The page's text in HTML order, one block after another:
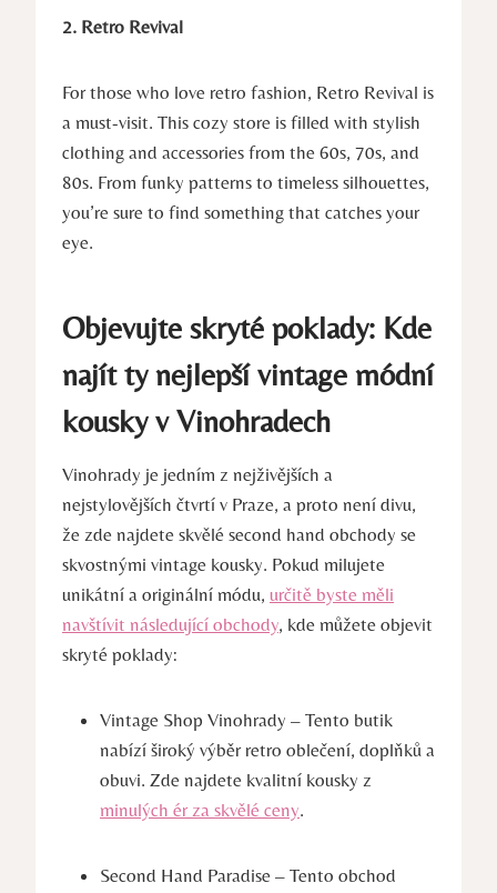
2. Retro Revival
For those who love retro fashion, Retro Revival is
a must-visit. This cozy store is filled with stylish
clothing and accessories from the 60s, 70s, and
80s. From funky patterns to timeless silhouettes,
you’re sure to find something that catches your
eye.
Objevujte skryté poklady: Kde
najít ty nejlepší vintage módní
kousky v Vinohradech
Vinohrady je jedním z nejživějších a
nejstylovějších čtvrtí v Praze, a proto není divu,
že zde najdete skvělé second hand obchody se
skvostnými vintage kousky. Pokud milujete
unikátní a originální módu, určitě byste měli
navštívit následující obchody, kde můžete objevit
skryté poklady:
Vintage Shop Vinohrady – Tento butik
nabízí široký výběr retro oblečení, doplňků a
obuvi. Zde najdete kvalitní kousky z
minulých ér za skvělé ceny.
Second Hand Paradise – Tento obchod